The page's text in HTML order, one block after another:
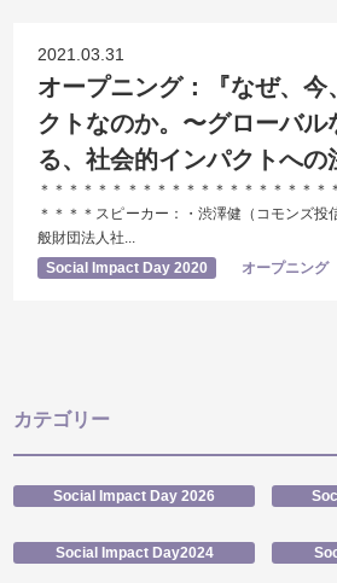
2021.03.31
オープニング：『なぜ、今
クトなのか。〜グローバル
る、社会的インパクトへの
＊＊＊＊＊＊＊＊＊＊＊＊＊＊＊＊＊＊＊＊
＊＊＊＊スピーカー：・渋澤健（コモンズ投
般財団法人社...
Social Impact Day 2020
オープニング
カテゴリー
Social Impact Day 2026
Social Impact Day2024